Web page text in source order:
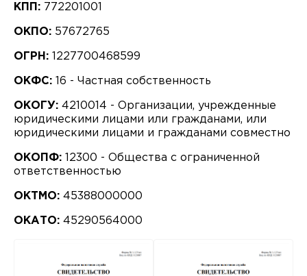
КПП: 772201001
ОКПО: 57672765
ОГРН: 1227700468599
ОКФС: 16 - Частная собственность
ОКОГУ: 4210014 - Организации, учрежденные
юридическими лицами или гражданами, или
юридическими лицами и гражданами совместно
ОКОПФ: 12300 - Общества с ограниченной
ответственностью
ОКТМО: 45388000000
ОКАТО: 45290564000